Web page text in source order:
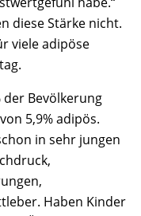
diese Stärke nicht.
viele adipöse
der Bevölkerung
5,9% adipös.
in sehr jungen
Haben Kinder